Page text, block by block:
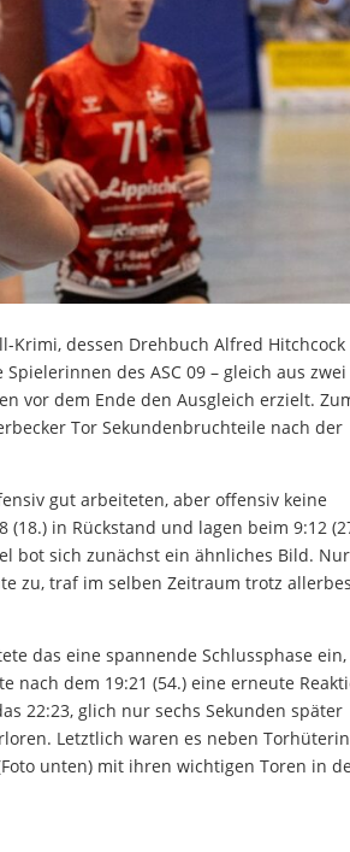
Krimi, dessen Drehbuch Alfred
des ASC 09 – gleich aus zwei
vor dem Ende den Ausgleich erzielt.
Tor Sekundenbruchteile nach der
gut arbeiteten, aber offensiv keine
in Rückstand und lagen beim 9:12
bot sich zunächst ein ähnliches Bild.
zu, traf im selben Zeitraum trotz
das eine spannende Schlussphase
nach dem 19:21 (54.) eine erneute
22:23, glich nur sechs Sekunden später
Letztlich waren es neben Torhüterin
unten) mit ihren wichtigen Toren in